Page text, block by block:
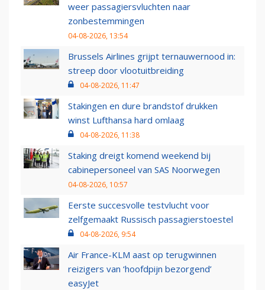
weer passagiersvluchten naar
zonbestemmingen
04-08-2026, 13:54
Brussels Airlines grijpt ternauwernood in:
streep door vlootuitbreiding
04-08-2026, 11:47
Stakingen en dure brandstof drukken
winst Lufthansa hard omlaag
04-08-2026, 11:38
Staking dreigt komend weekend bij
cabinepersoneel van SAS Noorwegen
04-08-2026, 10:57
Eerste succesvolle testvlucht voor
zelfgemaakt Russisch passagierstoestel
04-08-2026, 9:54
Air France-KLM aast op terugwinnen
reizigers van ‘hoofdpijn bezorgend’
easyJet